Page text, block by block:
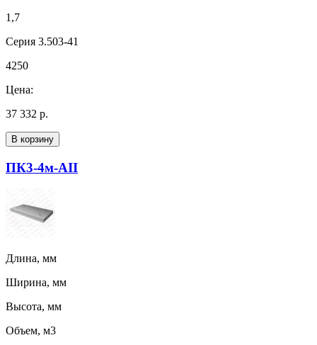
1,7
Серия 3.503-41
4250
Цена:
37 332 р.
В корзину
ПК3-4м-AII
Длина, мм
Ширина, мм
Высота, мм
Объем, м3